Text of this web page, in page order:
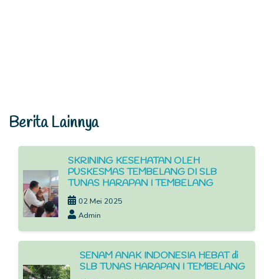
Berita Lainnya
SKRINING KESEHATAN OLEH
PUSKESMAS TEMBELANG DI SLB
TUNAS HARAPAN I TEMBELANG
02 Mei 2025
Admin
SENAM ANAK INDONESIA HEBAT di
SLB TUNAS HARAPAN I TEMBELANG